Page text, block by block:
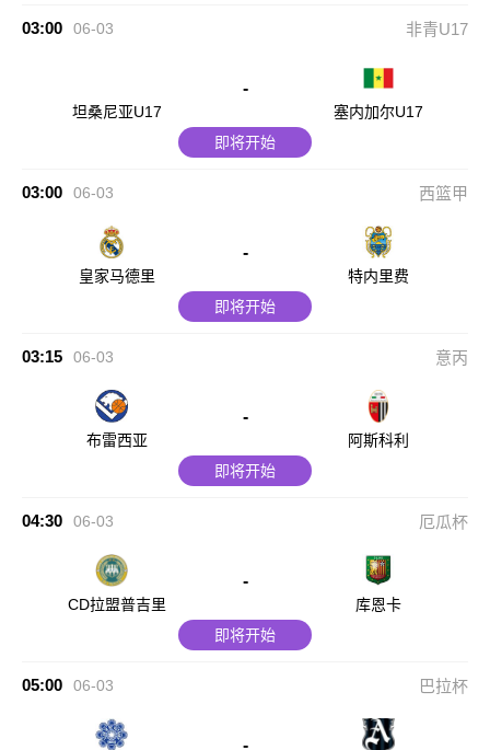
03:00 06-03 非青U17
坦桑尼亚U17
-
塞内加尔U17
即将开始
03:00 06-03 西篮甲
皇家马德里
-
特内里费
即将开始
03:15 06-03 意丙
布雷西亚
-
阿斯科利
即将开始
04:30 06-03 厄瓜杯
CD拉盟普吉里
-
库恩卡
即将开始
05:00 06-03 巴拉杯
-